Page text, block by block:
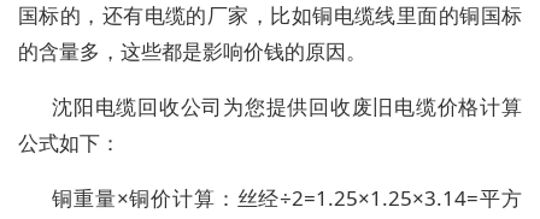
国标的，还有电缆的厂家，比如铜电缆线里面的铜国标
的含量多，这些都是影响价钱的原因。
沈阳电缆回收公司为您提供回收废旧电缆价格计算
公式如下：
铜重量×铜价计算：丝经÷2=1.25×1.25×3.14=平方